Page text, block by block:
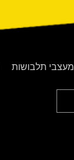
מעצבי תלבושות